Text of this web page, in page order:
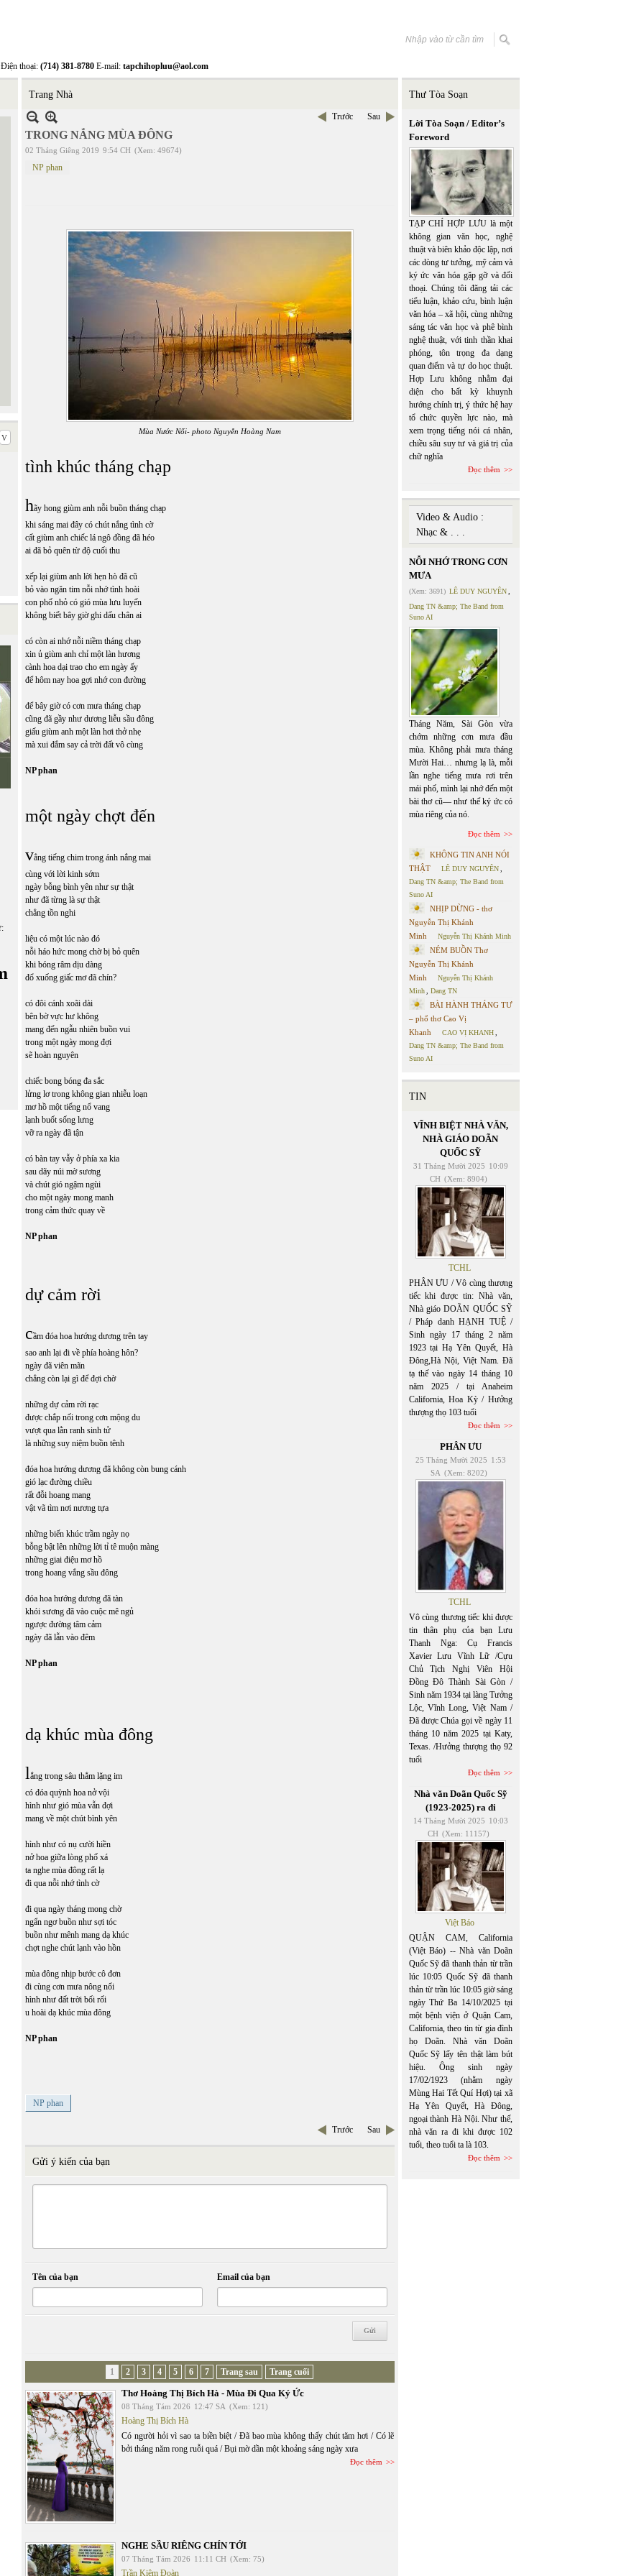
thoại: (714) 381-8780 E-mail: tapchihopluu@aol.com
Trang Nhà
Trước Sau
TRONG NẮNG MÙA ĐÔNG
02 Tháng Giêng 2019 9:54 CH (Xem: 49674)
NP phan
Mùa Nước Nổi- photo Nguyễn Hoàng Nam
tình khúc tháng chạp
hãy hong giùm anh nỗi buồn tháng chạp
khi sáng mai đây có chút nắng tình cờ
cất giùm anh chiếc lá ngô đồng đã héo
ai đã bỏ quên từ độ cuối thu
xếp lại giùm anh lời hẹn hò đã cũ
bỏ vào ngăn tim nỗi nhớ tình hoài
con phố nhỏ có gió mùa lưu luyến
không biết bây giờ ghi dấu chân ai
có còn ai nhớ nỗi niềm tháng chạp
xin ủ giùm anh chỉ một làn hương
cành hoa dại trao cho em ngày ấy
để hôm nay hoa gợi nhớ con đường
để bây giờ có cơn mưa tháng chạp
cũng đã gầy như dương liễu sầu đông
giấu giùm anh một làn hơi thở nhẹ
mà xui đắm say cả trời đất vô cùng
NP phan
một ngày chợt đến
vẳng tiếng chim trong ánh nắng mai
cùng với lời kinh sớm
ngày bỗng bình yên như sự thật
như đã từng là sự thật
chẳng tồn nghi
liệu có một lúc nào đó
nỗi háo hức mong chờ bị bỏ quên
khi bóng râm dịu dàng
đổ xuống giấc mơ đã chín?
có đôi cánh xoãi dài
bên bờ vực hư không
mang đến ngẫu nhiên buồn vui
trong một ngày mong đợi
sẽ hoàn nguyên
chiếc bong bóng đa sắc
lửng lơ trong không gian nhiễu loạn
mơ hồ một tiếng nổ vang
lạnh buốt sống lưng
vỡ ra ngày đã tận
có bàn tay vẫy ở phía xa kia
sau dãy núi mờ sương
và chút gió ngậm ngùi
cho một ngày mong manh
trong cảm thức quay về
NP phan
dự cảm rời
cầm đóa hoa hướng dương trên tay
sao anh lại đi về phía hoàng hôn?
ngày đã viên mãn
chẳng còn lại gì để đợi chờ
những dự cảm rời rạc
được chắp nối trong cơn mộng du
vượt qua lằn ranh sinh tử
là những suy niệm buồn tênh
đóa hoa hướng dương đã không còn bung cánh
gió lạc đường chiều
rất đỗi hoang mang
vật vã tìm nơi nương tựa
những biến khúc trầm ngày nọ
bỗng bật lên những lời tỉ tê muộn màng
những giai điệu mơ hồ
trong hoang vắng sầu đông
đóa hoa hướng dương đã tàn
khói sương đã vào cuộc mê ngủ
ngược đường tâm cảm
ngày đã lẫn vào đêm
NP phan
dạ khúc mùa đông
lắng trong sâu thẳm lặng im
có đóa quỳnh hoa nở vội
hình như gió mùa vẫn đợi
mang về một chút bình yên
hình như có nụ cười hiền
nở hoa giữa lòng phố xá
ta nghe mùa đông rất lạ
đi qua nỗi nhớ tình cờ
đi qua ngày tháng mong chờ
ngẩn ngơ buồn như sợi tóc
buồn như mênh mang dạ khúc
chợt nghe chút lạnh vào hồn
mùa đông nhịp bước cô đơn
đi cùng cơn mưa nông nổi
hình như đất trời bối rối
u hoài dạ khúc mùa đông
NP phan
NP phan
Trước Sau
Gửi ý kiến của bạn
Tên của bạn Email của bạn
1 2 3 4 5 6 7 Trang sau Trang cuối
Thơ Hoàng Thị Bích Hà - Mùa Đi Qua Ký Ức
08 Tháng Tám 2026 12:47 SA (Xem: 121)
Hoàng Thị Bích Hà
Có người hỏi vì sao ta biền biệt / Đã bao mùa không thấy chút tăm hơi / Có lẽ
bởi tháng năm rong ruỗi quá / Bụi mờ dần một khoảng sáng ngày xưa
Đọc thêm
NGHE SẦU RIÊNG CHÍN TỚI
07 Tháng Tám 2026 11:11 CH (Xem: 75)
Trần Kiêm Đoàn
Thư Tòa Soạn
Lời Tòa Soạn / Editor’s
Foreword
TẠP CHÍ HỢP LƯU là một
không gian văn học, nghệ
thuật và biên khảo độc lập, nơi
các dòng tư tưởng, mỹ cảm và
ký ức văn hóa gặp gỡ và đối
thoại. Chúng tôi đăng tải các
tiểu luận, khảo cứu, bình luận
văn hóa – xã hội, cùng những
sáng tác văn học và phê bình
nghệ thuật, với tinh thần khai
phóng, tôn trọng đa dạng
quan điểm và tự do học thuật.
Hợp Lưu không nhằm đại
diện cho bất kỳ khuynh
hướng chính trị, ý thức hệ hay
tổ chức quyền lực nào, mà
xem trọng tiếng nói cá nhân,
chiều sâu suy tư và giá trị của
chữ nghĩa
Đọc thêm
Video & Audio :
Nhạc & . . .
NỖI NHỚ TRONG CƠN
MƯA
(Xem: 3691) LÊ DUY NGUYÊN
Dang TN &amp; The Band from
Suno AI
Tháng Năm, Sài Gòn vừa
chớm những cơn mưa đầu
mùa. Không phải mưa tháng
Mười Hai… nhưng lạ là, mỗi
lần nghe tiếng mưa rơi trên
mái phố, mình lại nhớ đến một
bài thơ cũ— như thể ký ức có
mùa riêng của nó.
Đọc thêm
KHÔNG TIN ANH NÓI
THẬT
LÊ DUY NGUYÊN
Dang TN &amp; The Band from
Suno AI
NHỊP DỪNG - thơ
Nguyễn Thị Khánh
Minh
Nguyễn Thị Khánh Minh
NÉM BUỒN Thơ
Nguyễn Thị Khánh
Minh
Nguyễn Thị Khánh
Minh
Dang TN
BÀI HÀNH THÁNG TƯ
– phổ thơ Cao Vị
Khanh
CAO VỊ KHANH
Dang TN &amp; The Band from
Suno AI
TIN
VĨNH BIỆT NHÀ VĂN,
NHÀ GIÁO DOÃN
QUỐC SỸ
31 Tháng Mười 2025 10:09
CH (Xem: 8904)
TCHL
PHÂN ƯU / Vô cùng thương
tiếc khi được tin: Nhà văn,
Nhà giáo DOÃN QUỐC SỸ
/ Pháp danh HẠNH TUỆ /
Sinh ngày 17 tháng 2 năm
1923 tại Hạ Yên Quyết, Hà
Đông,Hà Nội, Việt Nam. Đã
tạ thế vào ngày 14 tháng 10
năm 2025 / tại Anaheim
California, Hoa Kỳ / Hưởng
thượng thọ 103 tuổi
Đọc thêm
PHÂN ƯU
25 Tháng Mười 2025 1:53
SA (Xem: 8202)
TCHL
Vô cùng thương tiếc khi được
tin thân phụ của bạn Lưu
Thanh Nga: Cụ Francis
Xavier Lưu Vĩnh Lữ /Cựu
Chủ Tịch Nghị Viên Hội
Đồng Đô Thành Sài Gòn /
Sinh năm 1934 tại làng Tưởng
Lộc, Vĩnh Long, Việt Nam /
Đã được Chúa gọi về ngày 11
tháng 10 năm 2025 tại Katy,
Texas. /Hưởng thượng thọ 92
tuổi
Đọc thêm
Nhà văn Doãn Quốc Sỹ
(1923-2025) ra đi
14 Tháng Mười 2025 10:03
CH (Xem: 11157)
Việt Báo
QUẬN CAM, California
(Việt Báo) -- Nhà văn Doãn
Quốc Sỹ đã thanh thản từ trần
lúc 10:05 Quốc Sỹ đã thanh
thản từ trần lúc 10:05 giờ sáng
ngày Thứ Ba 14/10/2025 tại
một bệnh viện ở Quận Cam,
California, theo tin từ gia đình
họ Doãn. Nhà văn Doãn
Quốc Sỹ lấy tên thật làm bút
hiệu. Ông sinh ngày
17/02/1923 (nhằm ngày
Mùng Hai Tết Quí Hợi) tại xã
Hạ Yên Quyết, Hà Đông,
ngoại thành Hà Nội. Như thế,
nhà văn ra đi khi được 102
tuổi, theo tuổi ta là 103.
Đọc thêm